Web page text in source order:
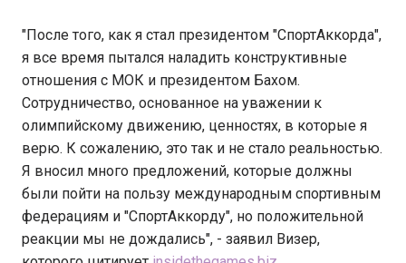
"После того, как я стал президентом "СпортАккорда",
я все время пытался наладить конструктивные
отношения с МОК и президентом Бахом.
Сотрудничество, основанное на уважении к
олимпийскому движению, ценностях, в которые я
верю. К сожалению, это так и не стало реальностью.
Я вносил много предложений, которые должны
были пойти на пользу международным спортивным
федерациям и "СпортАккорду", но положительной
реакции мы не дождались", - заявил Визер,